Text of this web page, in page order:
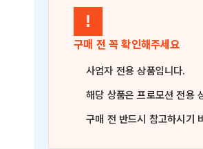
!
구매 전 꼭 확인해주세요
사업자 전용 상품입니다.
해당 상품은프로모션 전용
구매 전 반드시 참고하시기